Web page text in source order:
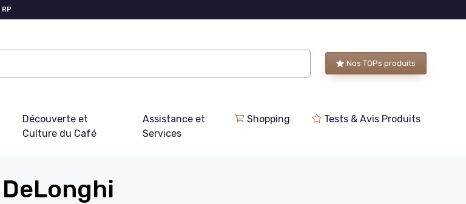
RP
Nos TOPs produits
Découverte et
Culture du Café
Assistance et
Services
Shopping Tests & Avis Produits
DeLonghi